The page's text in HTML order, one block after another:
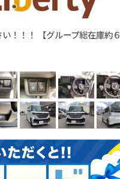
！！！ 【グループ総在庫約